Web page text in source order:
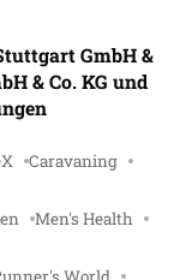
GmbH &
& Co. KG und
Caravaning
Men's Health